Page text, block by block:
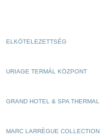
ELKÖTELEZETTSÉG
URIAGE TERMÁL KÖZPONT
GRAND HOTEL & SPA THERMAL
MARC LARRÈGUE COLLECTION